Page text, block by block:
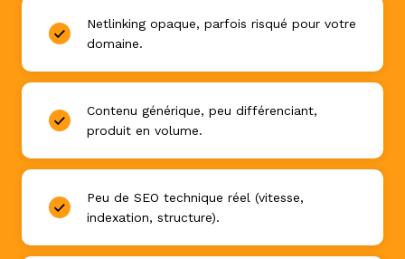
Netlinking opaque, parfois risqué pour votre
domaine.
Contenu générique, peu différenciant,
produit en volume.
Peu de SEO technique réel (vitesse,
indexation, structure).